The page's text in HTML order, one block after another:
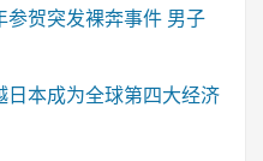
参贺突发裸奔事件 男子
日本成为全球第四大经济